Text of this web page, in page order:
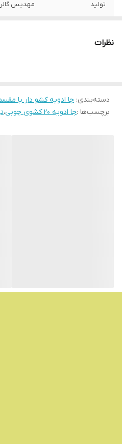
تولید مهدیس
نظرات
دسته‌بندی: جا ادویه کشو دار یا
برچسب‌ها :جا ادویه 20 کشوی چوبی ،